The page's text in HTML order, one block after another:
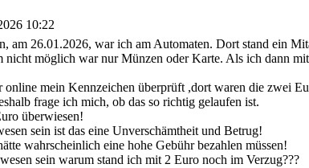
10:22
am 26.01.2026, war ich am Automaten. Dort stand ein
nicht möglich war nur Münzen oder Karte. Als ich dann
online mein Kennzeichen überprüft ,dort waren die zwei
frage ich mich, ob das so richtig gelaufen ist.
überwiesen!
sein ist das eine Unverschämtheit und Betrug!
wahrscheinlich eine hohe Gebühr bezahlen müssen!
sein warum stand ich mit 2 Euro noch im Verzug???